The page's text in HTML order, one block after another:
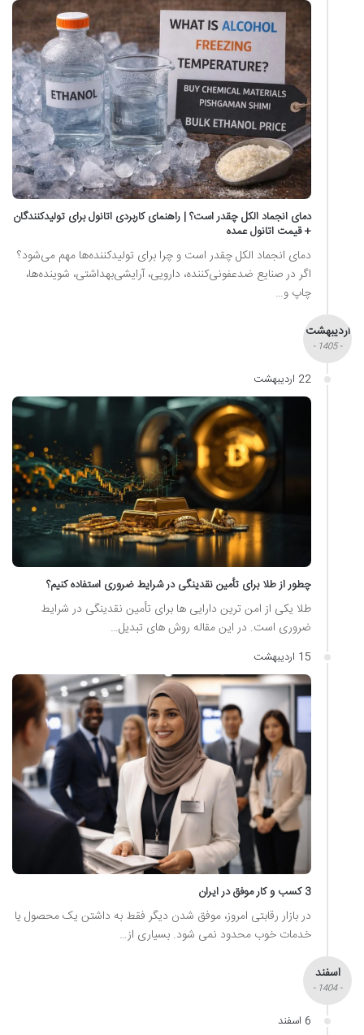
دمای انجماد الکل چقدر است؟ | راهنمای کاربردی اتانول برای تولیدکنندگان
+ قیمت اتانول عمده
دمای انجماد الکل چقدر است و چرا برای تولیدکننده‌ها مهم می‌شود؟
اگر در صنایع ضدعفونی‌کننده، دارویی، آرایشی‌بهداشتی، شوینده‌ها،
چاپ و…
اردیبهشت
- 1405 -
22 اردیبهشت
چطور از طلا برای تأمین نقدینگی در شرایط ضروری استفاده کنیم؟
طلا یکی از امن ترین دارایی ها برای تأمین نقدینگی در شرایط
ضروری است. در این مقاله روش های تبدیل…
15 اردیبهشت
3 کسب و کار موفق در ایران
در بازار رقابتی امروز، موفق شدن دیگر فقط به داشتن یک محصول یا
خدمات خوب محدود نمی شود. بسیاری از…
اسفند
- 1404 -
6 اسفند